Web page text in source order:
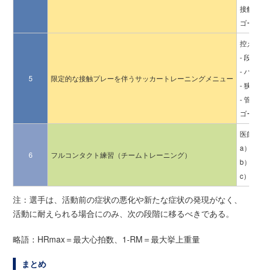
接触
ゴー
5 限定的な接触プレーを伴うサッカートレーニングメニュー
控え
- 段階
- パー
- 狭い
- 管理
ゴー
6 フルコンタクト練習（チームトレーニング）
医師
a）カ
b）ボ
c）精
注：選手は、活動前の症状の悪化や新たな症状の発現がなく、
活動に耐えられる場合にのみ、次の段階に移るべきである。
略語：HRmax＝最大心拍数、1-RM＝最大挙上重量
まとめ